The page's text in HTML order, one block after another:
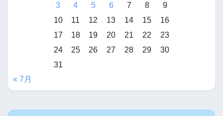
3
4 5 6 7 8
9
10
11 12 13 14 15
16
17
18 19 20 21 22
23
24
25 26 27 28 29
30
31
« 7月